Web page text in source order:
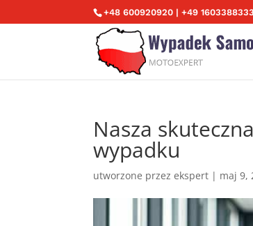
+48 600920920 | +49 1603388333
Nasza
wypadku
utworzone przezekspert | maj 9,